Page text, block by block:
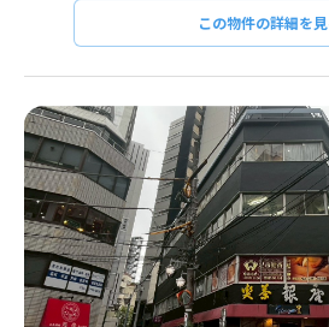
この物件の詳細を